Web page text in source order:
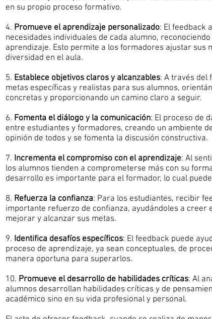
en su propio proceso formativo.
4. Promueve el aprendizaje personalizado: El feedback
necesidades individuales de cada alumno,
aprendizaje. Esto permite a los formadores ajustar sus
diversidad en el aula.
5. Establece objetivos claros y alcanzables: A través del
metas específicas y realistas para sus alumnos,
concretas y proporcionando un camino claro a seguir.
6. Fomenta el diálogo y la comunicación: El proceso de
entre estudiantes y formadores, creando un ambiente
opinión de todos y se fomenta la discusión constructiva.
7. Incrementa el compromiso con el aprendizaje: Al
los alumnos tienden a comprometerse más con su
desarrollo es importante para el formador, lo cual
8. Refuerza la confianza: Para los estudiantes, recibir
importante refuerzo de confianza, ayudándoles a creer
mejorar y alcanzar sus metas.
9. Identifica desafíos específicos: El feedback puede
proceso de aprendizaje, ya sean conceptuales, de
manera oportuna para superarlos.
10. Promueve el desarrollo de habilidades críticas: Al
alumnos desarrollan habilidades críticas y de
académico sino en su vida profesional y personal.